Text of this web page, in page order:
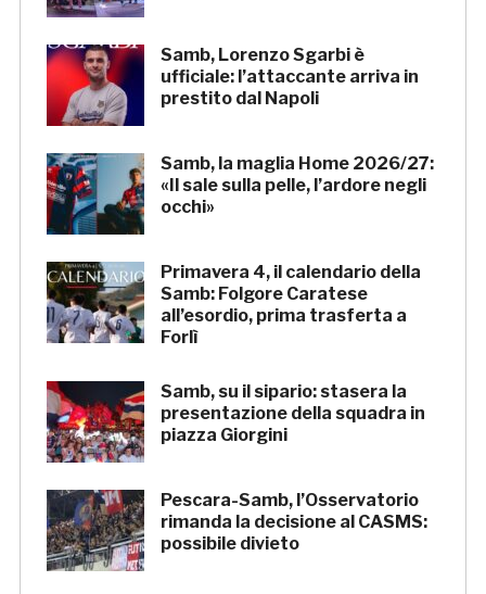
Samb, Lorenzo Sgarbi è
ufficiale: l’attaccante arriva in
prestito dal Napoli
Samb, la maglia Home 2026/27:
«Il sale sulla pelle, l’ardore negli
occhi»
Primavera 4, il calendario della
Samb: Folgore Caratese
all’esordio, prima trasferta a
Forlì
Samb, su il sipario: stasera la
presentazione della squadra in
piazza Giorgini
Pescara-Samb, l’Osservatorio
rimanda la decisione al CASMS:
possibile divieto